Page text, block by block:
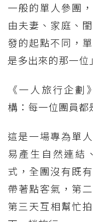
一般的單人參團
由夫妻、家庭、
發的起點不同，
是多出來的那一位
《一人旅行企劃
構：每一位團員都
這是一場專為單
易產生自然連結
式，全團沒有既
帶著點客氣，第
第三天互相幫忙